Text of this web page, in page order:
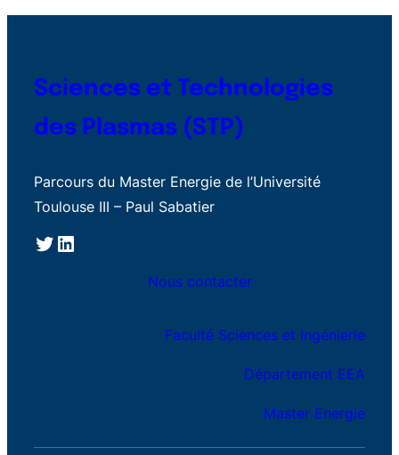
Sciences et Technologies
des Plasmas (STP)
Parcours du Master Energie de l’Université
Toulouse III – Paul Sabatier
Twitter LinkedIn
Nous contacter
Faculté Sciences et Ingénierie
Département EEA
Master Energie